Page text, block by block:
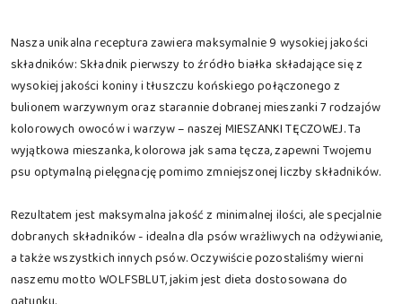
Nasza unikalna receptura zawiera maksymalnie 9 wysokiej jakości
składników: Składnik pierwszy to źródło białka składające się z
wysokiej jakości koniny i tłuszczu końskiego połączonego z
bulionem warzywnym oraz starannie dobranej mieszanki 7 rodzajów
kolorowych owoców i warzyw – naszej MIESZANKI TĘCZOWEJ. Ta
wyjątkowa mieszanka, kolorowa jak sama tęcza, zapewni Twojemu
psu optymalną pielęgnację pomimo zmniejszonej liczby składników.
Rezultatem jest maksymalna jakość z minimalnej ilości, ale specjalnie
dobranych składników - idealna dla psów wrażliwych na odżywianie,
a także wszystkich innych psów. Oczywiście pozostaliśmy wierni
naszemu motto WOLFSBLUT, jakim jest dieta dostosowana do